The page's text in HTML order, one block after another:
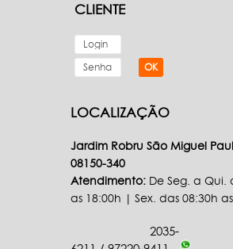
CLIENTE
OK
LOCALIZAÇÃO
Jardim Robru São Miguel
08150-340
Atendimento: De Seg. a Qui.
as 18:00h | Sex. das 08:30h
2035-